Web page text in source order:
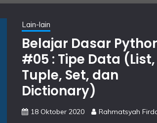
Lain-lain
Belajar Dasar
#05 : Tipe Data (List,
Tuple, Set, dan
Dictionary)
18 Oktober 2020 Rahmatsyah